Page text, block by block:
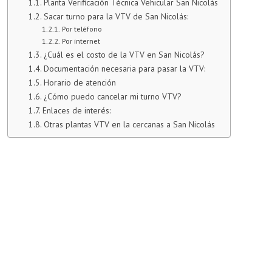
Sacar turno para la VTV de San Nicolás:
Por teléfono
Por internet
¿Cuál es el costo de la VTV en San Nicolás?
Documentación necesaria para pasar la VTV:
Horario de atención
¿Cómo puedo cancelar mi turno VTV?
Enlaces de interés:
Otras plantas VTV en la cercanas a San Nicolás